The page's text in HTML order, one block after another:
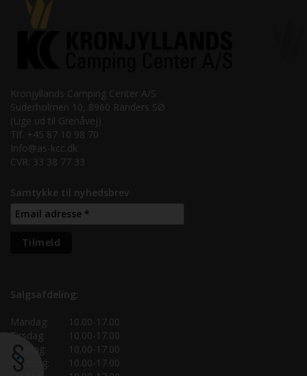
Kronjyllands Camping Center A/S
Suderholmen 10, 8960 Randers SØ
(Lige ud til Grenåvej)
Tlf. +45 87 10 98 70
Info@as-kcc.dk
CVR: 33 38 77 33
Samtykke til nyhedsbrev
Salgsafdeling:
Mandag:
10.00-17.00
Tirsdag:
10.00-17.00
Onsdag:
10.00-17.00
Torsdag:
10.00-17.00